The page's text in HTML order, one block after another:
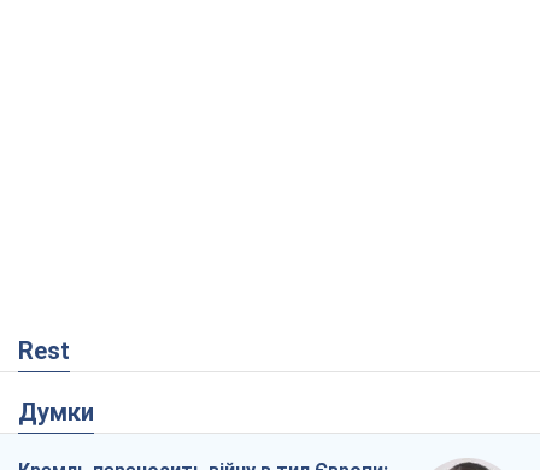
Rest
Думки